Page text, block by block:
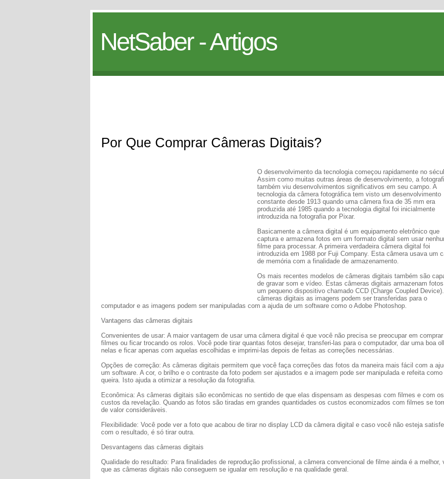
NetSaber - Artigos
Por Que Comprar Câmeras Digitais?
O desenvolvimento da tecnologia começou rapidamente no
Assim como muitas outras áreas de desenvolvimento, a
também viu desenvolvimentos significativos em seu campo. A
tecnologia da câmera fotográfica tem visto um desenvolvimento
constante desde 1913 quando uma câmera fixa de 35 mm era
produzida até 1985 quando a tecnologia digital foi inicialmente
introduzida na fotografia por Pixar.
Basicamente a câmera digital é um equipamento eletrônico que
captura e armazena fotos em um formato digital sem usar
filme para processar. A primeira verdadeira câmera digital foi
introduzida em 1988 por Fuji Company. Esta câmera usava um
de memória com a finalidade de armazenamento.
Os mais recentes modelos de câmeras digitais também são
de gravar som e vídeo. Estas câmeras digitais armazenam
um pequeno dispositivo chamado CCD (Charge Coupled
câmeras digitais as imagens podem ser transferidas para o
computador e as imagens podem ser manipuladas com a ajuda de um software como o Adobe Photoshop.
Vantagens das câmeras digitais
Convenientes de usar: A maior vantagem de usar uma câmera digital é que você não precisa se preocupar em comprar
filmes ou ficar trocando os rolos. Você pode tirar quantas fotos desejar, transferi-las para o computador, dar uma boa
nelas e ficar apenas com aquelas escolhidas e imprimi-las depois de feitas as correções necessárias.
Opções de correção: As câmeras digitais permitem que você faça correções das fotos da maneira mais fácil com a
um software. A cor, o brilho e o contraste da foto podem ser ajustados e a imagem pode ser manipulada e refeita como
queira. Isto ajuda a otimizar a resolução da fotografia.
Econômica: As câmeras digitais são econômicas no sentido de que elas dispensam as despesas com filmes e com os
custos da revelação. Quando as fotos são tiradas em grandes quantidades os custos economizados com filmes se
de valor consideráveis.
Flexibilidade: Você pode ver a foto que acabou de tirar no display LCD da câmera digital e caso você não esteja
com o resultado, é só tirar outra.
Desvantagens das câmeras digitais
Qualidade do resultado: Para finalidades de reprodução profissional, a câmera convencional de filme ainda é a melhor,
que as câmeras digitais não conseguem se igualar em resolução e na qualidade geral.